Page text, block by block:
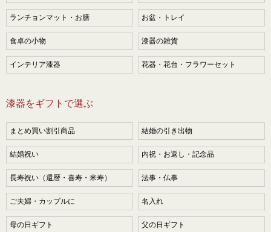
ランチョンマット・お膳 お盆・トレイ
食卓の小物 漆器の雑貨
インテリア漆器 花器・花台・フラワーセット
漆器をギフトで選ぶ
まとめ買い割引商品 結婚の引き出物
結婚祝い 内祝・お返し・記念品
長寿祝い（還暦・喜寿・米寿） 法事・仏事
ご夫婦・カップルに 名入れ
母の日ギフト 父の日ギフト